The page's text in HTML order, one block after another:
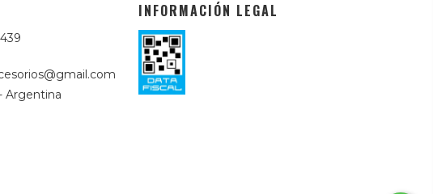
Argentina
INFORMACIÓN LEGAL